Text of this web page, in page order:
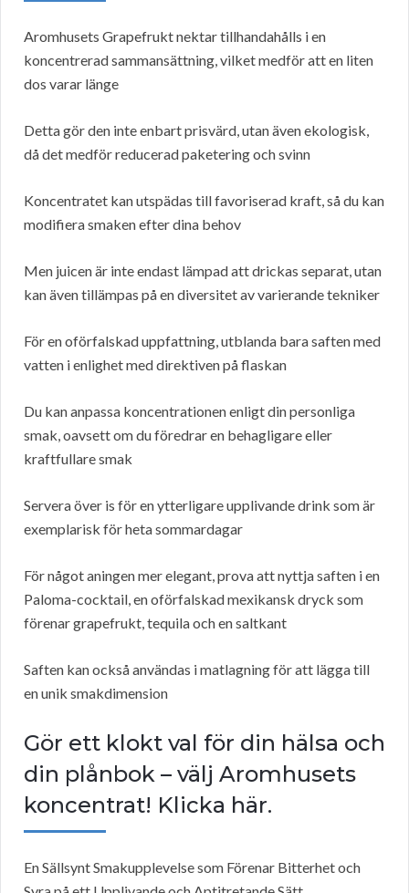
Aromhusets Grapefrukt nektar tillhandahålls i en
koncentrerad sammansättning, vilket medför att en liten
dos varar länge
Detta gör den inte enbart prisvärd, utan även ekologisk,
då det medför reducerad paketering och svinn
Koncentratet kan utspädas till favoriserad kraft, så du kan
modifiera smaken efter dina behov
Men juicen är inte endast lämpad att drickas separat, utan
kan även tillämpas på en diversitet av varierande tekniker
För en oförfalskad uppfattning, utblanda bara saften med
vatten i enlighet med direktiven på flaskan
Du kan anpassa koncentrationen enligt din personliga
smak, oavsett om du föredrar en behagligare eller
kraftfullare smak
Servera över is för en ytterligare upplivande drink som är
exemplarisk för heta sommardagar
För något aningen mer elegant, prova att nyttja saften i en
Paloma-cocktail, en oförfalskad mexikansk dryck som
förenar grapefrukt, tequila och en saltkant
Saften kan också användas i matlagning för att lägga till
en unik smakdimension
Gör ett klokt val för din hälsa och
din plånbok – välj Aromhusets
koncentrat! Klicka här.
En Sällsynt Smakupplevelse som Förenar Bitterhet och